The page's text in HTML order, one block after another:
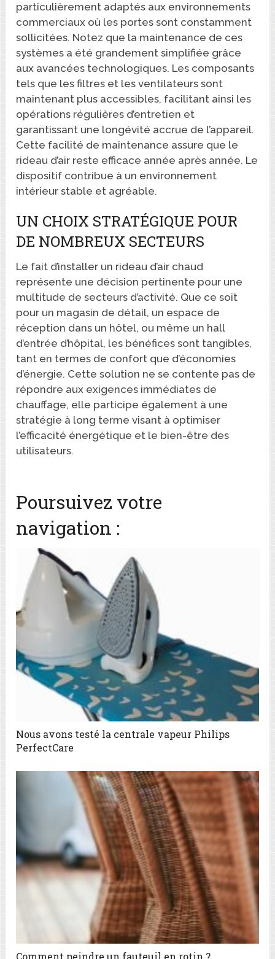
particulièrement adaptés aux environnements
commerciaux où les portes sont constamment
sollicitées. Notez que la maintenance de ces
systèmes a été grandement simplifiée grâce
aux avancées technologiques. Les composants
tels que les filtres et les ventilateurs sont
maintenant plus accessibles, facilitant ainsi les
opérations régulières d’entretien et
garantissant une longévité accrue de l’appareil.
Cette facilité de maintenance assure que le
rideau d’air reste efficace année après année. Le
dispositif contribue à un environnement
intérieur stable et agréable.
UN CHOIX STRATÉGIQUE POUR
DE NOMBREUX SECTEURS
Le fait d’installer un rideau d’air chaud
représente une décision pertinente pour une
multitude de secteurs d’activité. Que ce soit
pour un magasin de détail, un espace de
réception dans un hôtel, ou même un hall
d’entrée d’hôpital, les bénéfices sont tangibles,
tant en termes de confort que d’économies
d’énergie. Cette solution ne se contente pas de
répondre aux exigences immédiates de
chauffage, elle participe également à une
stratégie à long terme visant à optimiser
l’efficacité énergétique et le bien-être des
utilisateurs.
Poursuivez votre
navigation :
Nous avons testé la centrale vapeur Philips
PerfectCare
Comment peindre un fauteuil en rotin ?